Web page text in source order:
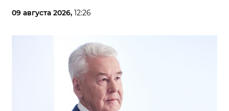
09 августа 2026, 12:26